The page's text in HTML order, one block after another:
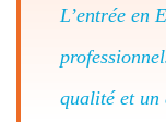
L’entrée en
qualité et un